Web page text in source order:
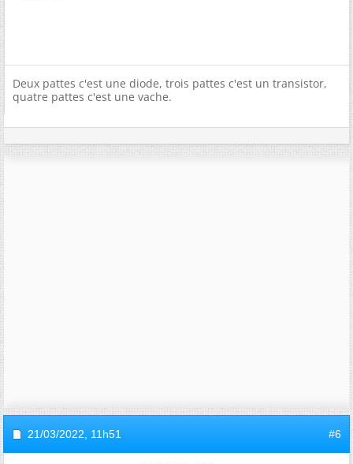
Deux pattes c'est une diode, trois pattes c'est un transistor,
quatre pattes c'est une vache.
21/03/2022, 11h51 #6